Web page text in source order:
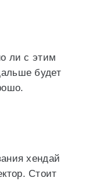
ли с этим
будет
хендай
Стоит